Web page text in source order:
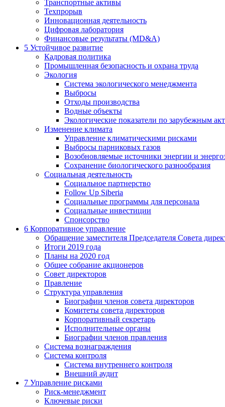
Транспортные активы
Техпрорыв
Инновационная деятельность
Цифровая лаборатория
Финансовые результаты (MD&A)
5 Устойчивое развитие
Кадровая политика
Промышленная безопасность и охрана труда
Экология
Система экологического менеджмента
Выбросы
Отходы производства
Водные объекты
Экологические показатели по зарубежным
Изменение климата
Управление климатическими рисками
Выбросы парниковых газов
Возобновляемые источники энергии и
Сохранение биологического разнообразия
Социальная деятельность
Социальное партнерство
Follow Up Siberia
Социальные программы для персонала
Социальные инвестиции
Спонсорство
6 Корпоративное управление
Обращение заместителя Председателя Совета
Итоги 2019 года
Планы на 2020 год
Общее собрание акционеров
Совет директоров
Правление
Структура управления
Биографии членов совета директоров
Комитеты совета директоров
Корпоративный секретарь
Исполнительные органы
Биографии членов правления
Система вознаграждения
Система контроля
Система внутреннего контроля
Внешний аудит
7 Управление рисками
Риск-менеджмент
Ключевые риски